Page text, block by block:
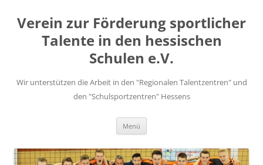
springen
Verein zur Förderung sportlicher
Talente in den hessischen
Schulen e.V.
Wir unterstützen die Arbeit in den "Regionalen Talentzentren" und
den "Schulsportzentren" Hessens
Menü